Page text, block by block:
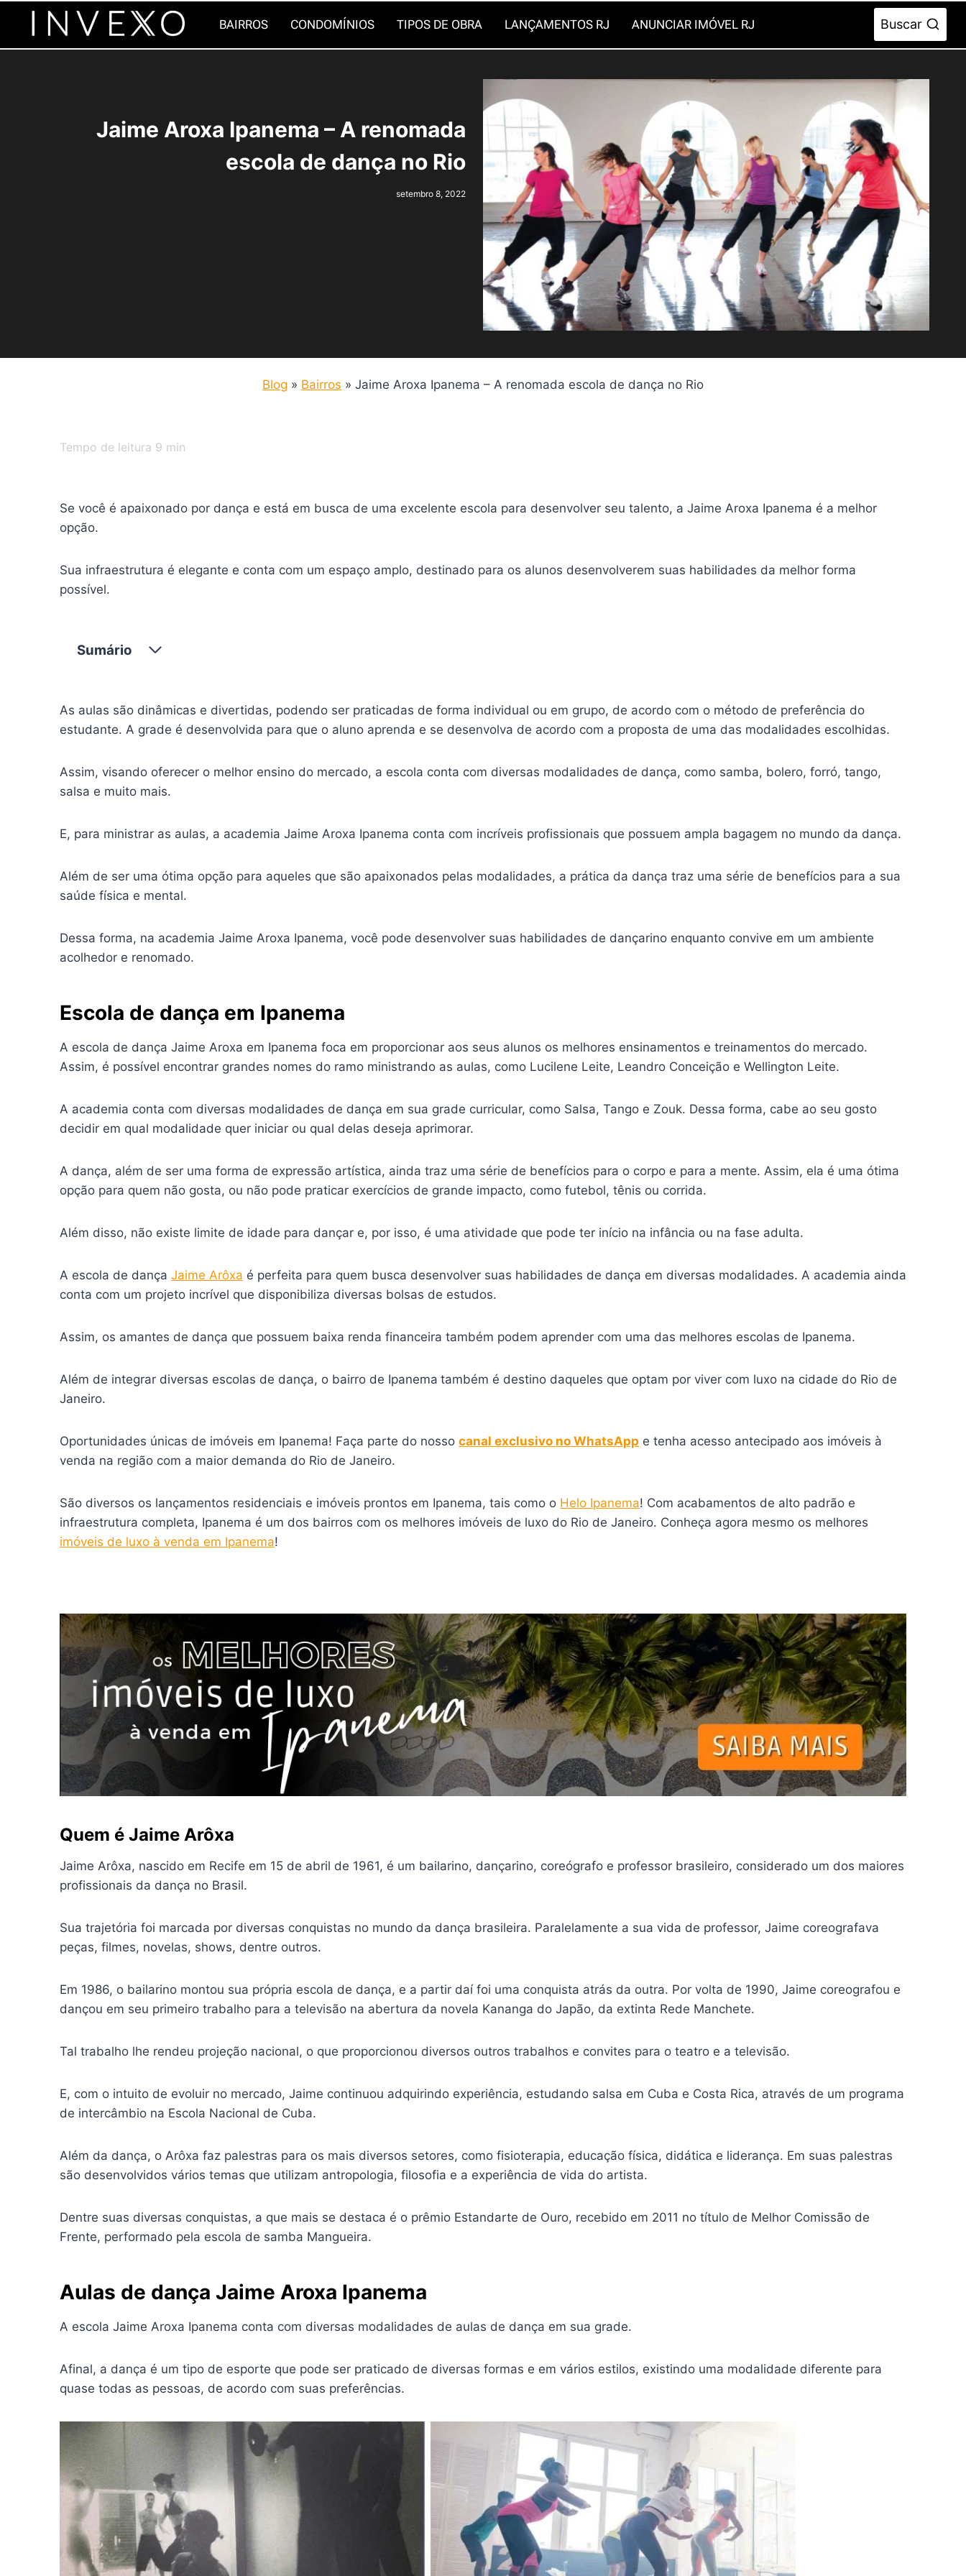
o
BAIRROS CONDOMÍNIOS TIPOS DE OBRA LANÇAMENTOS RJ ANUNCIAR IMÓVEL RJ Buscar
Jaime Aroxa Ipanema – A renomada
escola de dança no Rio
setembro 8, 2022
Blog » Bairros » Jaime Aroxa Ipanema – A renomada escola de dança no Rio
Tempo de leitura 9 min
Se você é apaixonado por dança e está em busca de uma excelente escola para desenvolver seu talento, a Jaime Aroxa Ipanema é a melhor
opção.
Sua infraestrutura é elegante e conta com um espaço amplo, destinado para os alunos desenvolverem suas habilidades da melhor forma
possível.
Sumário
As aulas são dinâmicas e divertidas, podendo ser praticadas de forma individual ou em grupo, de acordo com o método de preferência do
estudante. A grade é desenvolvida para que o aluno aprenda e se desenvolva de acordo com a proposta de uma das modalidades escolhidas.
Assim, visando oferecer o melhor ensino do mercado, a escola conta com diversas modalidades de dança, como samba, bolero, forró, tango,
salsa e muito mais.
E, para ministrar as aulas, a academia Jaime Aroxa Ipanema conta com incríveis profissionais que possuem ampla bagagem no mundo da dança.
Além de ser uma ótima opção para aqueles que são apaixonados pelas modalidades, a prática da dança traz uma série de benefícios para a sua
saúde física e mental.
Dessa forma, na academia Jaime Aroxa Ipanema, você pode desenvolver suas habilidades de dançarino enquanto convive em um ambiente
acolhedor e renomado.
Escola de dança em Ipanema
A escola de dança Jaime Aroxa em Ipanema foca em proporcionar aos seus alunos os melhores ensinamentos e treinamentos do mercado.
Assim, é possível encontrar grandes nomes do ramo ministrando as aulas, como Lucilene Leite, Leandro Conceição e Wellington Leite.
A academia conta com diversas modalidades de dança em sua grade curricular, como Salsa, Tango e Zouk. Dessa forma, cabe ao seu gosto
decidir em qual modalidade quer iniciar ou qual delas deseja aprimorar.
A dança, além de ser uma forma de expressão artística, ainda traz uma série de benefícios para o corpo e para a mente. Assim, ela é uma ótima
opção para quem não gosta, ou não pode praticar exercícios de grande impacto, como futebol, tênis ou corrida.
Além disso, não existe limite de idade para dançar e, por isso, é uma atividade que pode ter início na infância ou na fase adulta.
A escola de dança Jaime Arôxa é perfeita para quem busca desenvolver suas habilidades de dança em diversas modalidades. A academia ainda
conta com um projeto incrível que disponibiliza diversas bolsas de estudos.
Assim, os amantes de dança que possuem baixa renda financeira também podem aprender com uma das melhores escolas de Ipanema.
Além de integrar diversas escolas de dança, o bairro de Ipanema também é destino daqueles que optam por viver com luxo na cidade do Rio de
Janeiro.
Oportunidades únicas de imóveis em Ipanema! Faça parte do nosso canal exclusivo no WhatsApp e tenha acesso antecipado aos imóveis à
venda na região com a maior demanda do Rio de Janeiro.
São diversos os lançamentos residenciais e imóveis prontos em Ipanema, tais como o Helo Ipanema! Com acabamentos de alto padrão e
infraestrutura completa, Ipanema é um dos bairros com os melhores imóveis de luxo do Rio de Janeiro. Conheça agora mesmo os melhores
imóveis de luxo à venda em Ipanema!
Quem é Jaime Arôxa
Jaime Arôxa, nascido em Recife em 15 de abril de 1961, é um bailarino, dançarino, coreógrafo e professor brasileiro, considerado um dos maiores
profissionais da dança no Brasil.
Sua trajetória foi marcada por diversas conquistas no mundo da dança brasileira. Paralelamente a sua vida de professor, Jaime coreografava
peças, filmes, novelas, shows, dentre outros.
Em 1986, o bailarino montou sua própria escola de dança, e a partir daí foi uma conquista atrás da outra. Por volta de 1990, Jaime coreografou e
dançou em seu primeiro trabalho para a televisão na abertura da novela Kananga do Japão, da extinta Rede Manchete.
Tal trabalho lhe rendeu projeção nacional, o que proporcionou diversos outros trabalhos e convites para o teatro e a televisão.
E, com o intuito de evoluir no mercado, Jaime continuou adquirindo experiência, estudando salsa em Cuba e Costa Rica, através de um programa
de intercâmbio na Escola Nacional de Cuba.
Além da dança, o Arôxa faz palestras para os mais diversos setores, como fisioterapia, educação física, didática e liderança. Em suas palestras
são desenvolvidos vários temas que utilizam antropologia, filosofia e a experiência de vida do artista.
Dentre suas diversas conquistas, a que mais se destaca é o prêmio Estandarte de Ouro, recebido em 2011 no título de Melhor Comissão de
Frente, performado pela escola de samba Mangueira.
Aulas de dança Jaime Aroxa Ipanema
A escola Jaime Aroxa Ipanema conta com diversas modalidades de aulas de dança em sua grade.
Afinal, a dança é um tipo de esporte que pode ser praticado de diversas formas e em vários estilos, existindo uma modalidade diferente para
quase todas as pessoas, de acordo com suas preferências.